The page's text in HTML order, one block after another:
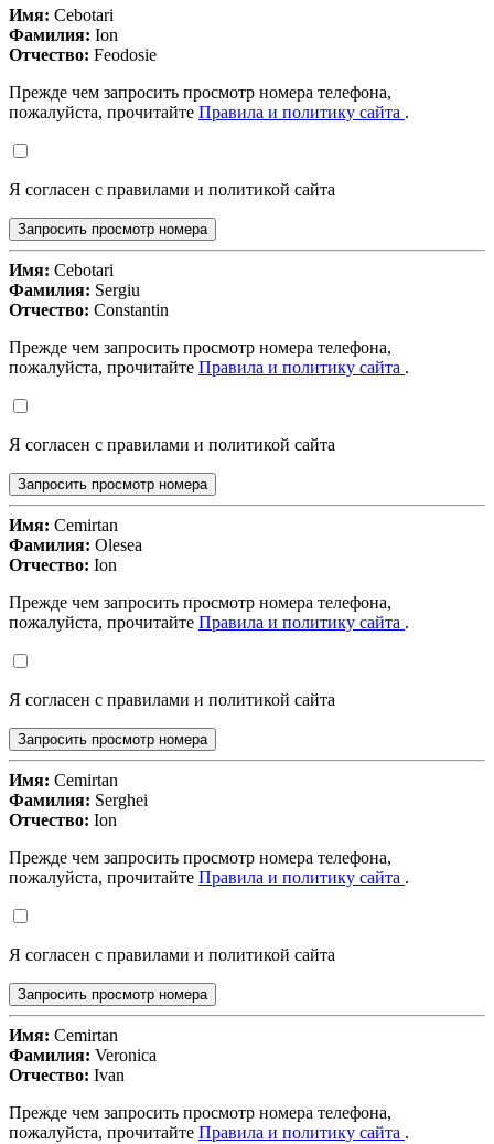
Имя: Cebotari
Фамилия: Ion
Отчество: Feodosie
Прежде чем запросить просмотр номера телефона,
пожалуйста, прочитайте Правила и политику сайта .
Я согласен с правилами и политикой сайта
Запросить просмотр номера
Имя: Cebotari
Фамилия: Sergiu
Отчество: Constantin
Прежде чем запросить просмотр номера телефона,
пожалуйста, прочитайте Правила и политику сайта .
Я согласен с правилами и политикой сайта
Запросить просмотр номера
Имя: Cemirtan
Фамилия: Olesea
Отчество: Ion
Прежде чем запросить просмотр номера телефона,
пожалуйста, прочитайте Правила и политику сайта .
Я согласен с правилами и политикой сайта
Запросить просмотр номера
Имя: Cemirtan
Фамилия: Serghei
Отчество: Ion
Прежде чем запросить просмотр номера телефона,
пожалуйста, прочитайте Правила и политику сайта .
Я согласен с правилами и политикой сайта
Запросить просмотр номера
Имя: Cemirtan
Фамилия: Veronica
Отчество: Ivan
Прежде чем запросить просмотр номера телефона,
пожалуйста, прочитайте Правила и политику сайта .